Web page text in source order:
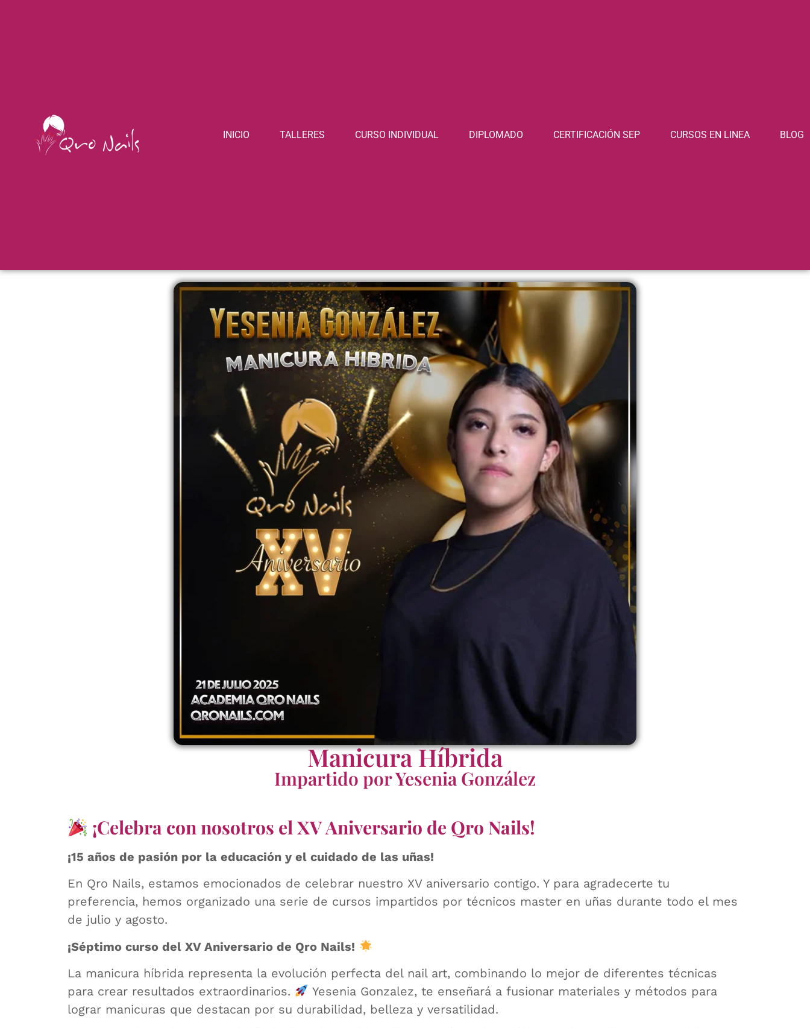
INICIO TALLERES CURSO INDIVIDUAL DIPLOMADO CERTIFICACIÓN SEP CURSOS EN LINEA BLOG
Manicura Híbrida
Impartido por Yesenia González
¡Celebra con nosotros el XV Aniversario de Qro Nails!
¡15 años de pasión por la educación y el cuidado de las uñas!
En Qro Nails, estamos emocionados de celebrar nuestro XV aniversario contigo. Y para agradecerte tu
preferencia, hemos organizado una serie de cursos impartidos por técnicos master en uñas durante todo el mes
de julio y agosto.
¡Séptimo curso del XV Aniversario de Qro Nails!
La manicura híbrida representa la evolución perfecta del nail art, combinando lo mejor de diferentes técnicas
para crear resultados extraordinarios.
Yesenia Gonzalez, te enseñará a fusionar materiales y métodos para
lograr manicuras que destacan por su durabilidad, belleza y versatilidad.